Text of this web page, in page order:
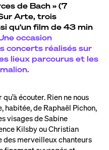
de Bach » (7
Arte, trois
qu’un film de 43 min
occasion
concerts réalisés sur
lieux parcourus et les
écouter. Rien ne nous
de Raphaël Pichon,
visages de Sabine
Kilsby ou Christian
des merveilleux chanteurs